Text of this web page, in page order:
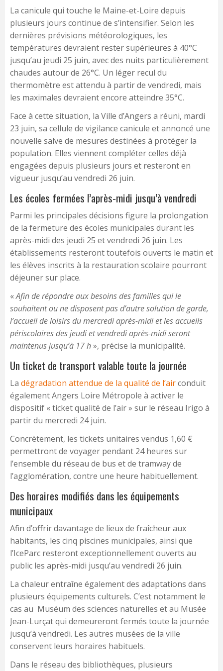
La canicule qui touche le Maine-et-Loire depuis
plusieurs jours continue de s’intensifier. Selon les
dernières prévisions météorologiques, les
températures devraient rester supérieures à 40°C
jusqu’au jeudi 25 juin, avec des nuits particulièrement
chaudes autour de 26°C. Un léger recul du
thermomètre est attendu à partir de vendredi, mais
les maximales devraient encore atteindre 35°C.
Face à cette situation, la Ville d’Angers a réuni, mardi
23 juin, sa cellule de vigilance canicule et annoncé une
nouvelle salve de mesures destinées à protéger la
population. Elles viennent compléter celles déjà
engagées depuis plusieurs jours et resteront en
vigueur jusqu’au vendredi 26 juin.
Les écoles fermées l’après-midi jusqu’à vendredi
Parmi les principales décisions figure la prolongation
de la fermeture des écoles municipales durant les
après-midi des jeudi 25 et vendredi 26 juin. Les
établissements resteront toutefois ouverts le matin et
les élèves inscrits à la restauration scolaire pourront
déjeuner sur place.
«Afin de répondre aux besoins des familles qui le
souhaitent ou ne disposent pas d’autre solution de garde,
l’accueil de loisirs du mercredi après-midi et les accueils
périscolaires des jeudi et vendredi après-midi seront
maintenus jusqu’à 17 h», précise la municipalité.
Un ticket de transport valable toute la journée
La dégradation attendue de la qualité de l’airconduit
également Angers Loire Métropole à activer le
dispositif « ticket qualité de l’air » sur le réseau Irigo à
partir du mercredi 24 juin.
Concrètement, les tickets unitaires vendus 1,60 €
permettront de voyager pendant 24 heures sur
l’ensemble du réseau de bus et de tramway de
l’agglomération, contre une heure habituellement.
Des horaires modifiés dans les équipements
municipaux
Afin d’offrir davantage de lieux de fraîcheur aux
habitants, les cinq piscines municipales, ainsi que
l’IceParc resteront exceptionnellement ouverts au
public les après-midi jusqu’au vendredi 26 juin.
La chaleur entraîne également des adaptations dans
plusieurs équipements culturels. C’est notamment le
cas au Muséum des sciences naturelles et au Musée
Jean-Lurçat qui demeureront fermés toute la journée
jusqu’à vendredi. Les autres musées de la ville
conservent leurs horaires habituels.
Dans le réseau des bibliothèques, plusieurs